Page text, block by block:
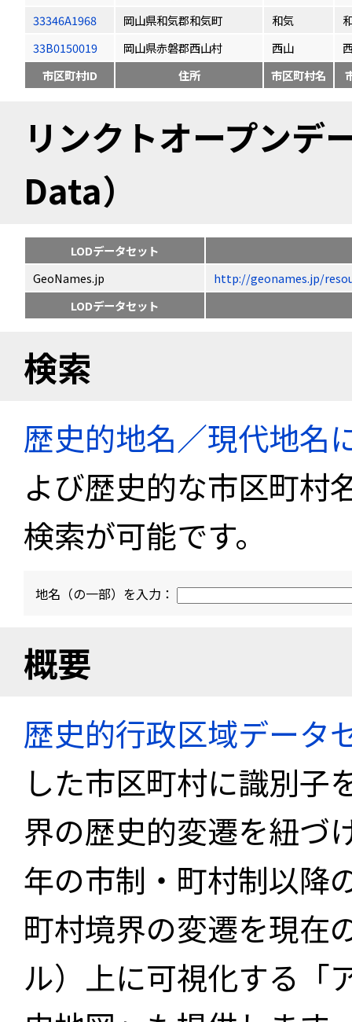
33346A1968
岡山県和気郡和気町 和気
33B0150019
岡山県赤磐郡西山村 西山
市区町村ID
住所 市区町村名
リンクトオープン
Data）
LODデータセット
GeoNames.jp
http://geonames.jp/
LODデータセット
検索
歴史的地名／現代地名
よび歴史的な市区町村
検索が可能です。
地名（の一部）を入力：
概要
歴史的行政区域データ
した市区町村に識別子
界の歴史的変遷を紐づ
年の市制・町村制以降
町村境界の変遷を現在
ル）上に可視化する「